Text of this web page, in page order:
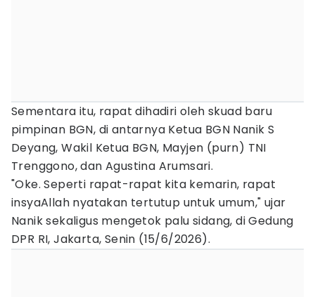
Sementara itu, rapat dihadiri oleh skuad baru
pimpinan BGN, di antarnya Ketua BGN Nanik S
Deyang, Wakil Ketua BGN, Mayjen (purn) TNI
Trenggono, dan Agustina Arumsari.
"Oke. Seperti rapat-rapat kita kemarin, rapat
insyaAllah nyatakan tertutup untuk umum," ujar
Nanik sekaligus mengetok palu sidang, di Gedung
DPR RI, Jakarta, Senin (15/6/2026).